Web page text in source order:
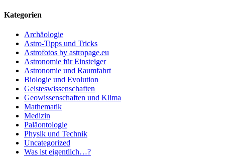
Kategorien
Archäologie
Astro-Tipps und Tricks
Astrofotos by astropage.eu
Astronomie für Einsteiger
Astronomie und Raumfahrt
Biologie und Evolution
Geisteswissenschaften
Geowissenschaften und Klima
Mathematik
Medizin
Paläontologie
Physik und Technik
Uncategorized
Was ist eigentlich…?